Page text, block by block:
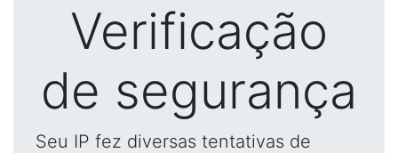
Verificação
de segurança
Seu IP fez diversas tentativas de